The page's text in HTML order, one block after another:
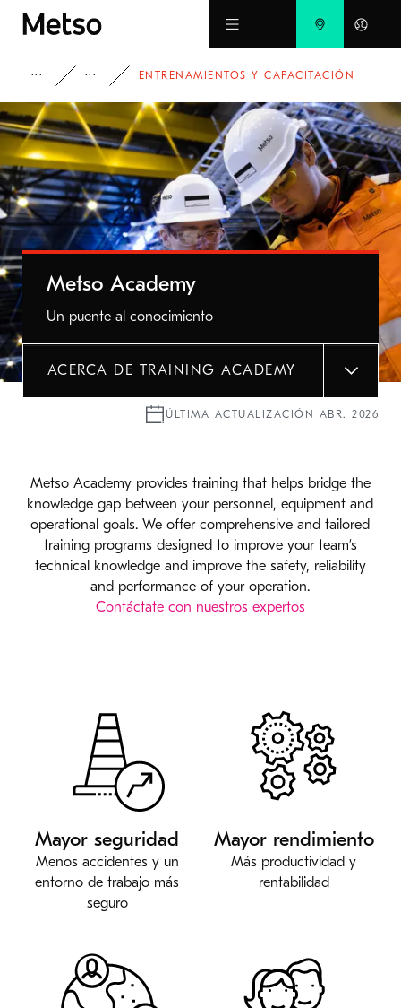
Ir al contenido principal
PRODUCTOS Y SERVICIOS
SERVICIOS
ENTRENAMIENTOS Y CAPACITACIÓN
Metso Academy
Un puente al conocimiento
ACERCA DE TRAINING ACADEMY
MENU
ÚLTIMA ACTUALIZACIÓN ABR. 2026
Metso Academy provides training that helps bridge the
knowledge gap between your personnel, equipment and
operational goals. We offer comprehensive and tailored
training programs designed to improve your team’s
technical knowledge and improve the safety, reliability
and performance of your operation.
Contáctate con nuestros expertos
Mayor seguridad
Menos accidentes y un
entorno de trabajo más
seguro
Mayor rendimiento
Más productividad y
rentabilidad